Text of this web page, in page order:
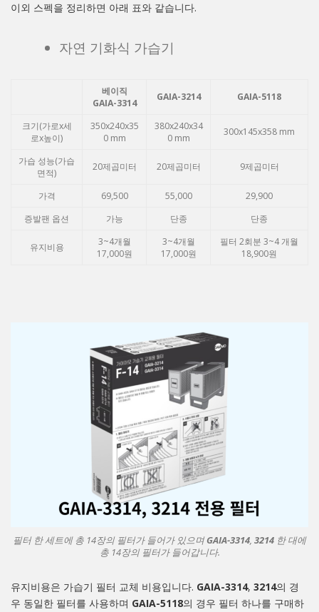
이외 스펙을 정리하면 아래 표와 같습니다.
자연 기화식 가습기
베이직
GAIA-3314
GAIA-3214 GAIA-5118
크기(가로x세
로x높이)
350x240x35
0 mm
380x240x34
0 mm
300x145x358 mm
가습 성능(가습
면적)
20제곱미터 20제곱미터 9제곱미터
가격 69,500 55,000
29,900
증발팬 옵션
가능 단종 단종
유지비용
3~4개월
17,000원
3~4개월
17,000원
필터 2회분 3~4 개월
18,900원
필터 한 세트에 총 14장의 필터가 들어가 있으며GAIA-3314, 3214 한 대에
총 14장의 필터가 들어갑니다.
유지비용은 가습기 필터 교체 비용입니다. GAIA-3314, 3214의 경
우 동일한 필터를 사용하며 GAIA-5118의 경우 필터 하나를 구매하